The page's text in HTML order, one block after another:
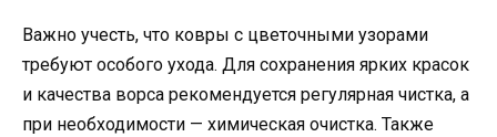
Важно учесть, что ковры с цветочными узорами
требуют особого ухода. Для сохранения ярких красок
и качества ворса рекомендуется регулярная чистка, а
при необходимости — химическая очистка. Также